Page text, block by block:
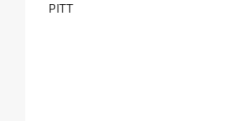
PITT